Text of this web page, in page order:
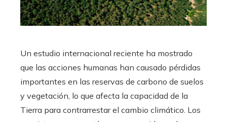
Un estudio internacional reciente ha mostrado
que las acciones humanas han causado pérdidas
importantes en las reservas de carbono de suelos
y vegetación, lo que afecta la capacidad de la
Tierra para contrarrestar el cambio climático. Los